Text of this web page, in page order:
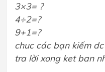
3×3= ?
4÷2=?
9+1=?​​
​chuc các bạn kiếm
tra lời xong ket ban